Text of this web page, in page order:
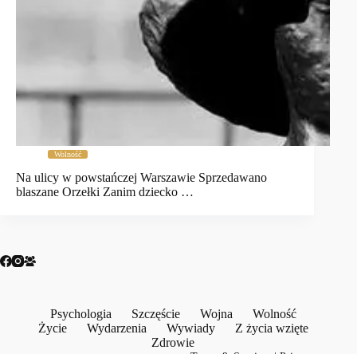
Wolność
Na ulicy w powstańczej Warszawie Sprzedawano
blaszane Orzełki Zanim dziecko …
Psychologia Szczęście Wojna
Wolność
Życie
Wydarzenia Wywiady
Z życia wzięte
Zdrowie